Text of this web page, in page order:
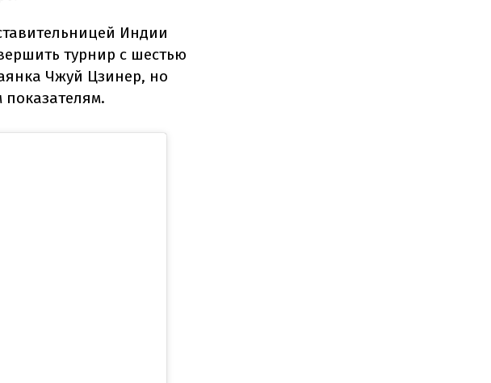
Индии
турнир с шестью
Чжуй Цзинер, но